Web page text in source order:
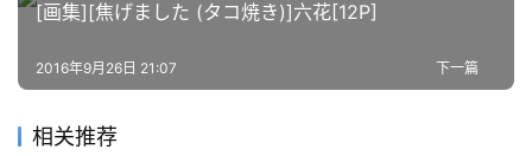
绘
库
关
[画集][焦げました (タコ焼き)]六花[12P]
下一篇
2016年9月26日 21:07
相关推荐